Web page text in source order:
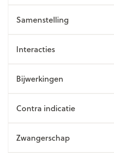
Samenstelling
Interacties
Bijwerkingen
Contra indicatie
Zwangerschap